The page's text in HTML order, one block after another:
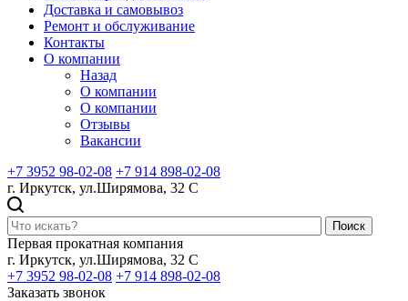
Доставка и самовывоз
Ремонт и обслуживание
Контакты
О компании
Назад
О компании
О компании
Отзывы
Вакансии
+7 3952 98-02-08 +7 914 898-02-08
г. Иркутск, ул.Ширямова, 32 С
Поиск
Первая прокатная компания
г. Иркутск, ул.Ширямова, 32 С
+7 3952 98-02-08 +7 914 898-02-08
Заказать звонок